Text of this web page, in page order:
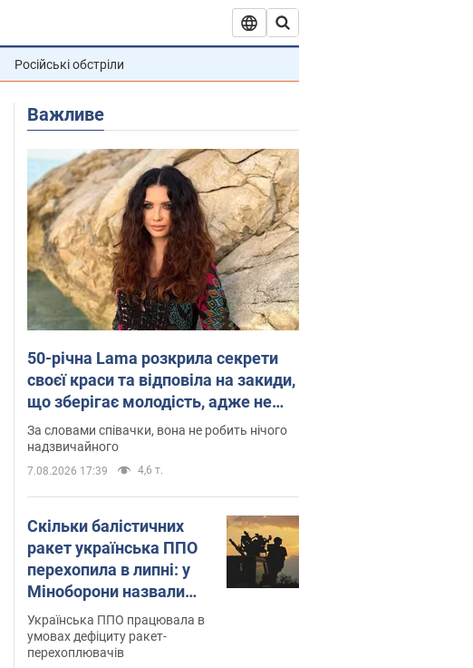
Російські обстріли
Важливе
50-річна Lama розкрила секрети
своєї краси та відповіла на закиди,
що зберігає молодість, адже не
має дітей
За словами співачки, вона не робить нічого
надзвичайного
7.08.2026 17:39 4,6 т.
Скільки балістичних
ракет українська ППО
перехопила в липні: у
Міноборони назвали
цифру
Українська ППО працювала в
умовах дефіциту ракет-
перехоплювачів